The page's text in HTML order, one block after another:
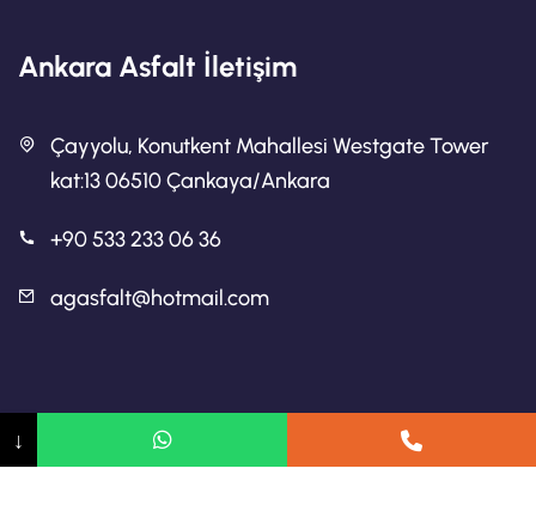
Ankara Asfalt İletişim
Çayyolu, Konutkent Mahallesi Westgate Tower
kat:13 06510 Çankaya/Ankara
+90 533 233 06 36
agasfalt@hotmail.com
Ankara Asfalt Firmaları
↓